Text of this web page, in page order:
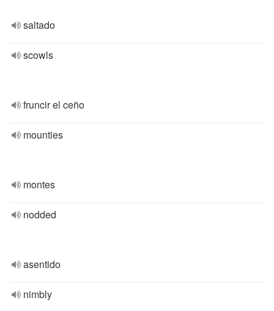
saltado
scowls
fruncir el ceño
mounties
montes
nodded
asentido
nimbly